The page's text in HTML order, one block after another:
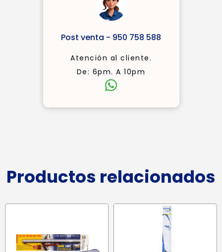
Post venta - 950 758 588
Atención al cliente.
De: 6pm. A 10pm
Productos relacionados